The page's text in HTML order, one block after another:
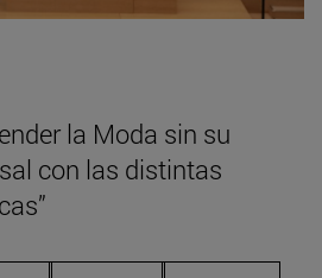
la Moda sin su
con las distintas